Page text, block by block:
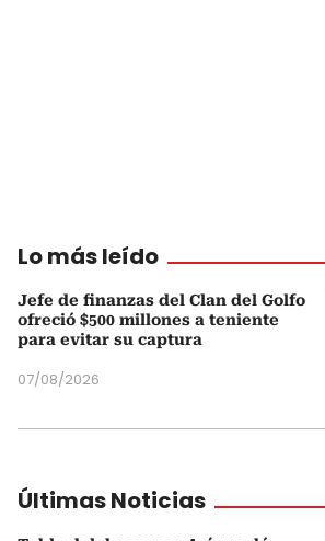
Lo más leído
Jefe de finanzas del Clan del Golfo
ofreció $500 millones a teniente
para evitar su captura
07/08/2026
Últimas Noticias